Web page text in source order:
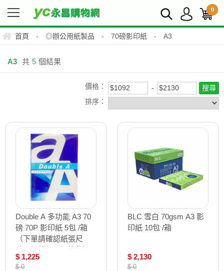
0
首頁 - ◎辦公用紙製品 - 70磅影印紙 - A3
A3 共 5 個結果
價格：
排序：
Double A 多功能 A3 70
磅 70P 影印紙 5包 /箱
（下單請確認紙張尺
$ 1,225
$ 0
BLC 雪白 70gsm A3 影
印紙 10包 /箱
$ 2,130
$ 0